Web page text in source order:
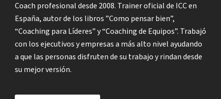
Coach profesional desde 2008. Trainer oficial de ICC en
España, autor de los libros ”Como pensar bien”,
“Coaching para Líderes” y “Coaching de Equipos”. Trabajó
con los ejecutivos y empresas a más alto nivel ayudando
a que las personas disfruten de su trabajo y rindan desde
su mejor versión.